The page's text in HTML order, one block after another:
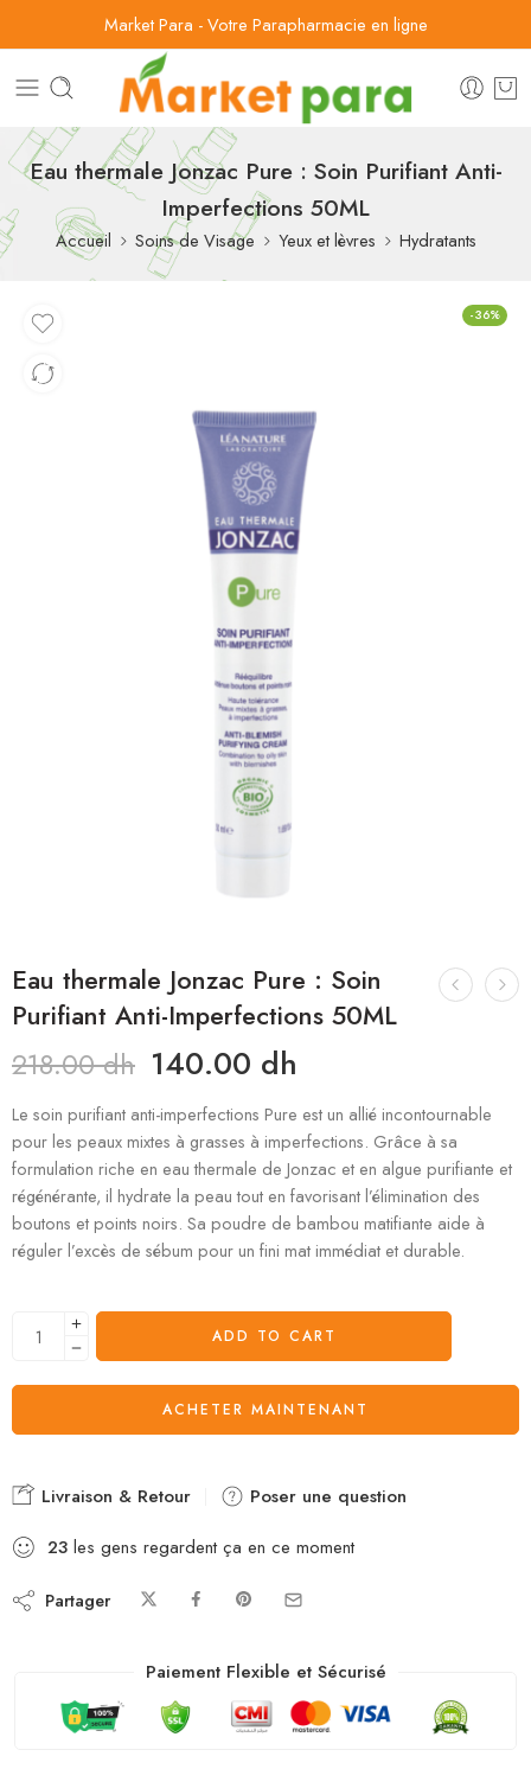
Market Para - Votre Parapharmacie en ligne
Eau thermale Jonzac Pure : Soin Purifiant Anti-
Imperfections 50ML
Accueil Soins de Visage Yeux et lèvres Hydratants
-36%
Eau thermale Jonzac Pure : Soin
Purifiant Anti-Imperfections 50ML
218.00dh 140.00 dh
Le soin purifiant anti-imperfections Pure est un allié incontournable
pour les peaux mixtes à grasses à imperfections. Grâce à sa
formulation riche en eau thermale de Jonzac et en algue purifiante et
régénérante, il hydrate la peau tout en favorisant l’élimination des
boutons et points noirs. Sa poudre de bambou matifiante aide à
réguler l’excès de sébum pour un fini mat immédiat et durable.
ADD TO CART
ACHETER MAINTENANT
Livraison & Retour
Poser une question
23 les gens regardent ça en ce moment
Partager
Paiement Flexible et Sécurisé